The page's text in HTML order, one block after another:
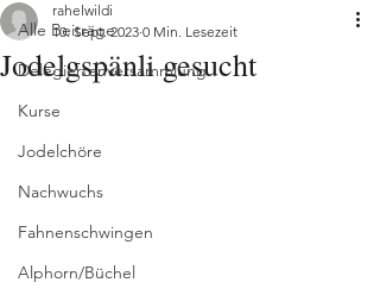
Alle Beiträge
Delegiertenversammlung
Kurse
Jodelchöre
Nachwuchs
Fahnenschwingen
Alphorn/Büchel
Jodelgspänli gesucht
rahelwildi
10. Sept. 2023 0 Min. Lesezeit